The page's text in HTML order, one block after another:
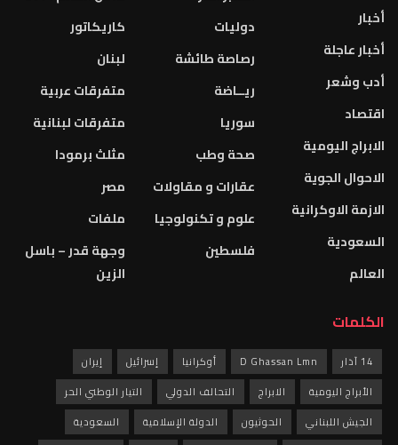
أخبار
أخبار عاجلة
أدب وشعر
اقتصاد
الابراج اليومية
الاحوال الجوية
الازمة الاوكرانية
السعودية
العالم
دوليات
رصاصة طائشة
ريــاضة
سوريا
صحة وطب
عقارات و مقاولات
علوم و تكنولوجيا
فلسطين
كاريكاتور
لبنان
متفرقات عربية
متفرقات لبنانية
مثلث برمودا
مصر
ملفات
وجهة قدر – باسل
الزين
الكلمات
14 آذار D Ghassan Lmn أوكرانيا إسرائيل
إيران
الأبراج اليومية
الابراج التحالف الدولي
التيار الوطني الحر
الجيش اللبناني
الحوثيون الدولة الإسلامية
السعودية